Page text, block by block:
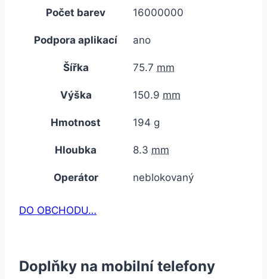
Počet barev 16000000
Podpora aplikací ano
Šířka 75.7 mm
Výška 150.9 mm
Hmotnost 194 g
Hloubka 8.3 mm
Operátor neblokovaný
DO OBCHODU…
Doplňky na mobilní telefony